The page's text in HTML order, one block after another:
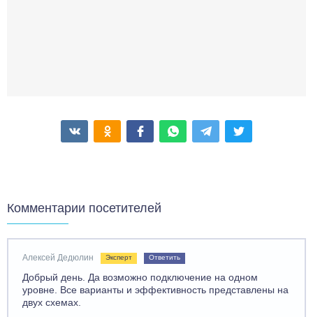
Комментарии посетителей
Алексей Дедюлин Эксперт Ответить
Добрый день. Да возможно подключение на одном
уровне. Все варианты и эффективность представлены на
двух схемах.